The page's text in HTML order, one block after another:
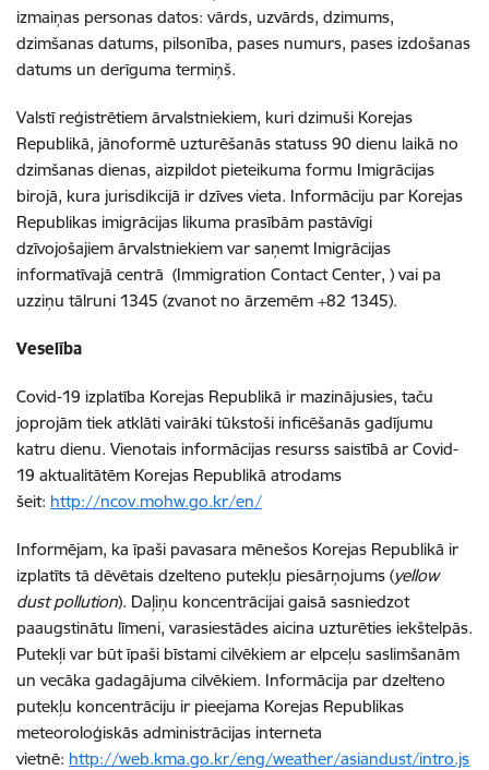
izmaiņas personas datos: vārds, uzvārds, dzimums,
dzimšanas datums, pilsonība, pases numurs, pases izdošanas
datums un derīguma termiņš.
Valstī reģistrētiem ārvalstniekiem, kuri dzimuši Korejas
Republikā, jānoformē uzturēšanās statuss 90 dienu laikā no
dzimšanas dienas, aizpildot pieteikuma formu Imigrācijas
birojā, kura jurisdikcijā ir dzīves vieta. Informāciju par Korejas
Republikas imigrācijas likuma prasībām pastāvīgi
dzīvojošajiem ārvalstniekiem var saņemt Imigrācijas
informatīvajā centrā (Immigration Contact Center, ) vai pa
uzziņu tālruni 1345 (zvanot no ārzemēm +82 1345).
Veselība
Covid-19 izplatība Korejas Republikā ir mazinājusies, taču
joprojām tiek atklāti vairāki tūkstoši inficēšanās gadījumu
katru dienu. Vienotais informācijas resurss saistībā ar Covid-
19 aktualitātēm Korejas Republikā atrodams
šeit: http://ncov.mohw.go.kr/en/
Informējam, ka īpaši pavasara mēnešos Korejas Republikā ir
izplatīts tā dēvētais dzelteno putekļu piesārņojums (yellow
dust pollution). Daļiņu koncentrācijai gaisā sasniedzot
paaugstinātu līmeni, varasiestādes aicina uzturēties iekštelpās.
Putekļi var būt īpaši bīstami cilvēkiem ar elpceļu saslimšanām
un vecāka gadagājuma cilvēkiem. Informācija par dzelteno
putekļu koncentrāciju ir pieejama Korejas Republikas
meteoroloģiskās administrācijas interneta
vietnē: http://web.kma.go.kr/eng/weather/asiandust/intro.js